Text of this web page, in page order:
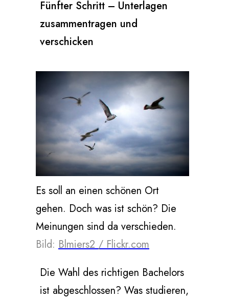
Fünfter Schritt – Unterlagen
zusammentragen und
verschicken
Es soll an einen schönen Ort
gehen. Doch was ist schön? Die
Meinungen sind da verschieden.
Bild: Blmiers2 / Flickr.com
Die Wahl des richtigen Bachelors
ist abgeschlossen? Was studieren,